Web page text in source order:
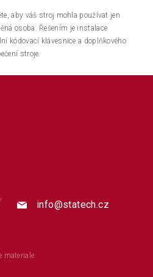
aby váš stroj mohla používat jen
osoba. Řešením je instalace
kódovací klávesnice a doplňkového
stroje.
info@statech.cz
materiale